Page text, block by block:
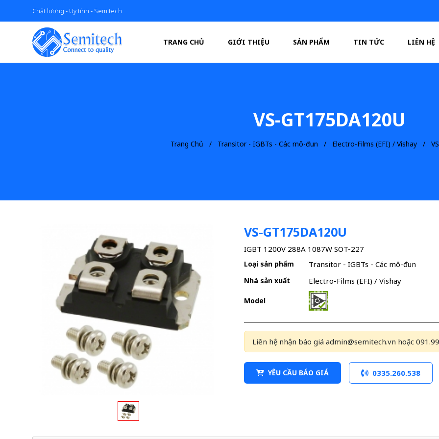
Chất lượng - Uy tính - Semitech
TRANG CHỦ GIỚI THIỆU SẢN PHẨM TIN TỨC LIÊN HỆ
VS-GT175DA120U
Trang Chủ Transitor - IGBTs - Các mô-đun Electro-Films (EFI) / Vishay
VS-GT175DA120U
IGBT 1200V 288A 1087W SOT-227
Loại sản phẩm Transitor - IGBTs - Các mô-đun
Nhà sản xuất Electro-Films (EFI) / Vishay
Model
Liên hệ nhận báo giá admin@semitech.vn hoặc
YÊU CẦU BÁO GIÁ 0335.260.538